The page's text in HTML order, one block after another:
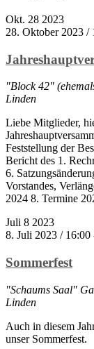
Okt. 28 2023
28. Oktober 2023 /
"Block 42"
Linden
Liebe Mitglieder,
Feststellung der
Bericht des 1.
6.
Vorstandes,
2024 8. Termine
Juli 8 2023
8. Juli 2023 / 16:00
Sommerfest
"Schaums Saal"
Linden
Auch in diesem
unser Sommerfest.